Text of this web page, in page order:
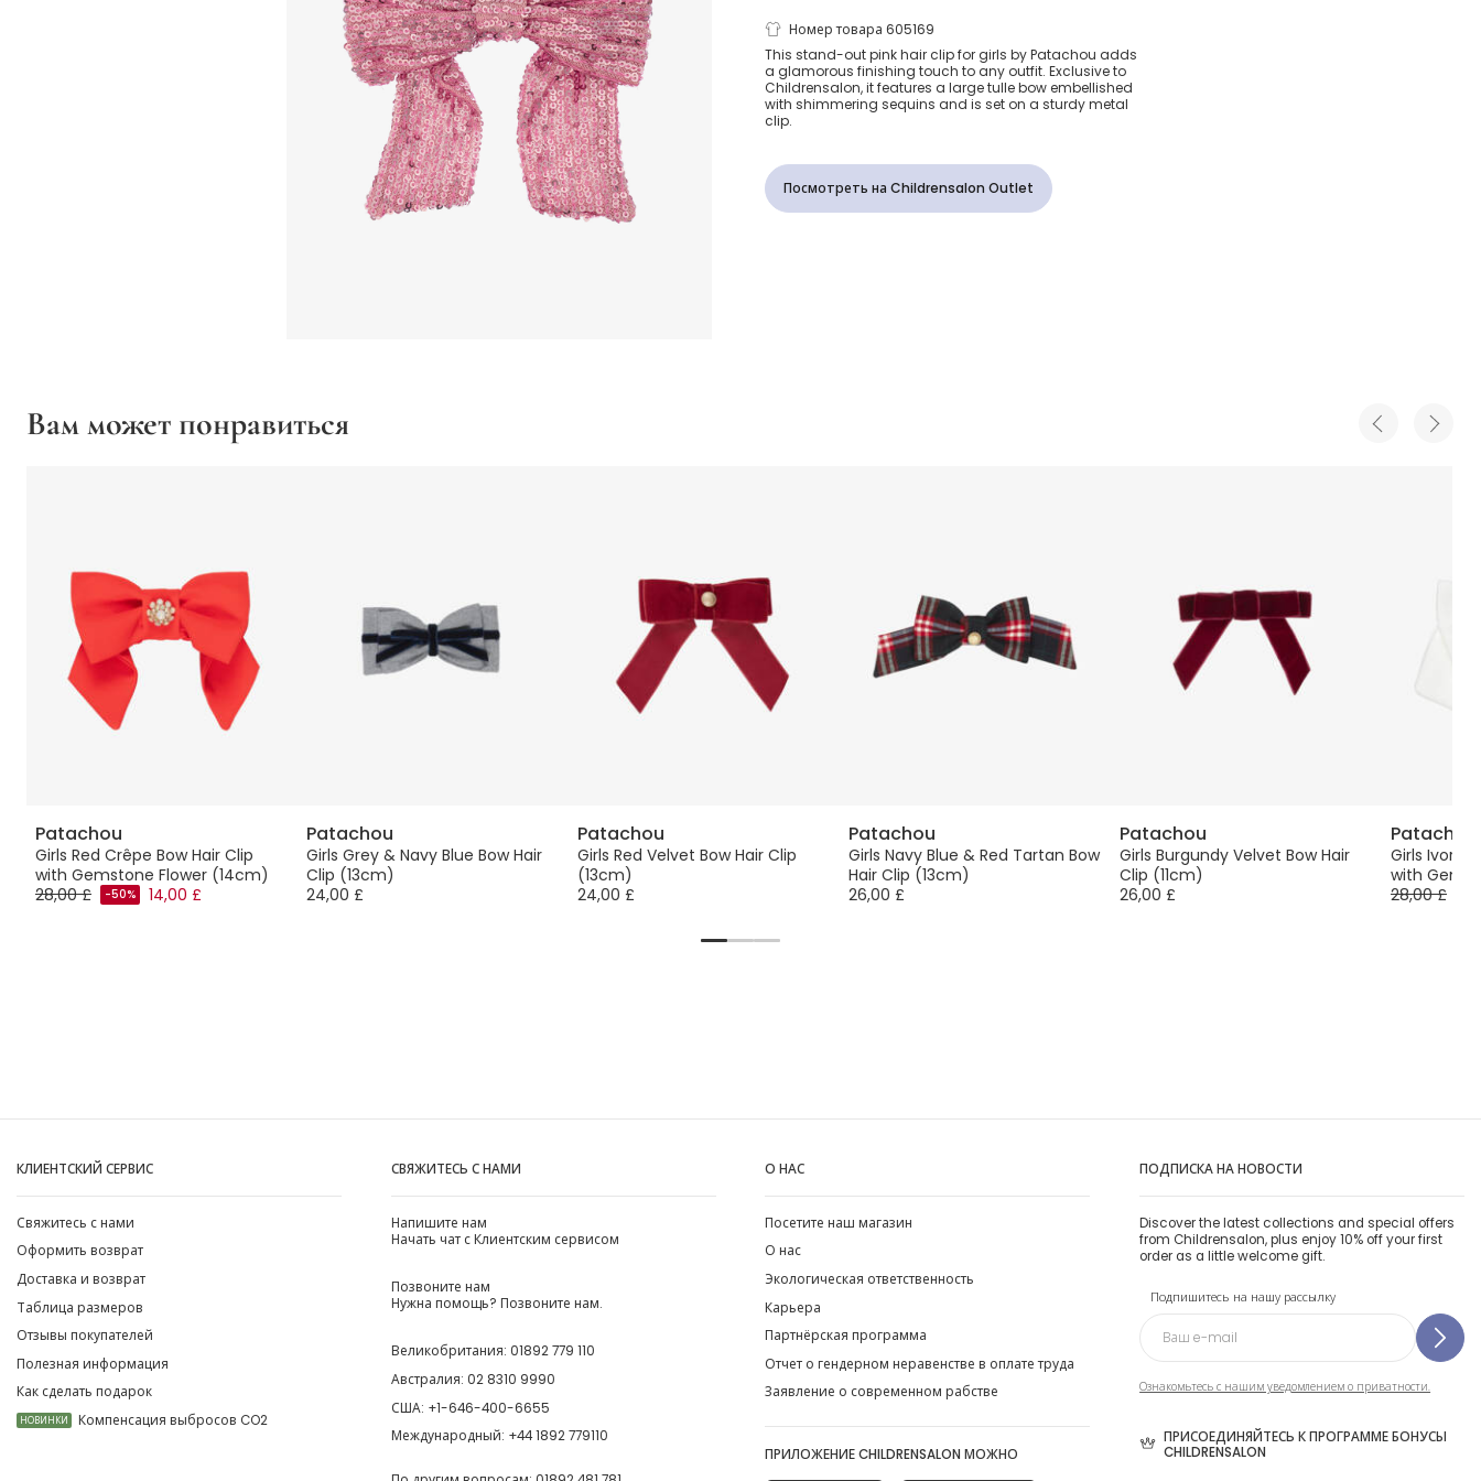
Girls Pink Sequinned
Tulle Bow Hair Clip
(13.5cm)
Номер товара 605169
This stand-out pink hair clip for girls by Patachou adds
a glamorous finishing touch to any outfit. Exclusive to
Childrensalon, it features a large tulle bow embellished
with shimmering sequins and is set on a sturdy metal
clip.
Посмотреть на Childrensalon Outlet
Вам может понравиться
Patachou
Girls Red Crêpe Bow Hair Clip
with Gemstone Flower (14cm)
28,00 £
-50% 14,00 £
Patachou
Girls Grey & Navy Blue Bow Hair
Clip (13cm)
24,00 £
Patachou
Girls Red Velvet Bow Hair Clip
(13cm)
24,00 £
Patachou
Girls Navy Blue & Red Tartan Bow
Hair Clip (13cm)
26,00 £
Patachou
Girls Burgundy Velvet Bow Hair
Clip (11cm)
26,00 £
Patachou
Girls Ivory
with
28,00 £
КЛИЕНТСКИЙ СЕРВИС
Свяжитесь с нами
Оформить возврат
Доставка и возврат
Таблица размеров
Отзывы покупателей
Полезная информация
Как сделать подарок
НОВИНКИ Компенсация выбросов CO2
СВЯЖИТЕСЬ С НАМИ
Напишите нам
Начать чат с Клиентским сервисом
Позвоните нам
Нужна помощь? Позвоните нам.
Великобритания: 01892 779 110
Австралия: 02 8310 9990
США: +1-646-400-6655
Международный: +44 1892 779110
О НАС
Посетите наш магазин
О нас
Экологическая ответственность
Карьера
Партнёрская программа
Отчет о гендерном неравенстве в оплате труда
Заявление о современном рабстве
ПРИЛОЖЕНИЕ CHILDRENSALON МОЖНО
ПОДПИСКА НА НОВОСТИ
Discover the latest collections and special offers
from Childrensalon, plus enjoy 10% off your first
order as a little welcome gift.
Подпишитесь на нашу рассылку
Ознакомьтесь с нашим уведомлением о приватности.
ПРИСОЕДИНЯЙТЕСЬ К ПРОГРАММЕ БОНУСЫ
CHILDRENSALON